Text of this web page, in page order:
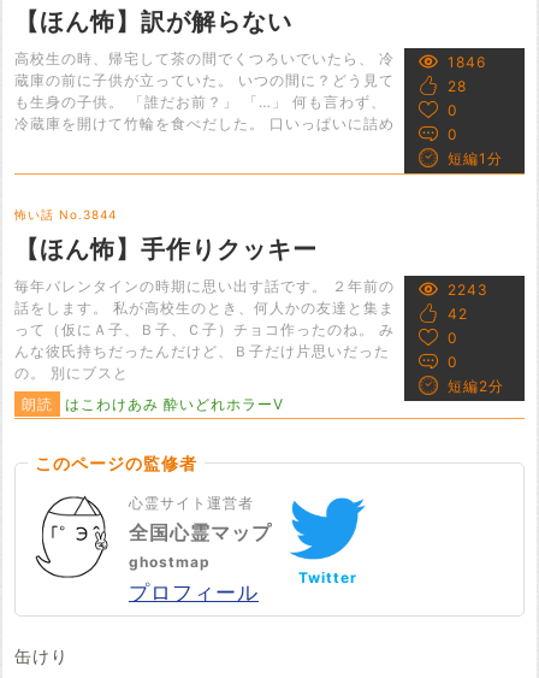
【ほん怖】訳が解らない
高校生の時、帰宅して茶の間でくつろいでいたら、 冷
蔵庫の前に子供が立っていた。 いつの間に？どう見て
も生身の子供。 「誰だお前？」 「…」 何も言わず、
冷蔵庫を開けて竹輪を食べだした。 口いっぱいに詰め
1846
28
0
0
短編1分
怖い話 No.3844
【ほん怖】手作りクッキー
毎年バレンタインの時期に思い出す話です。 ２年前の
話をします。 私が高校生のとき、何人かの友達と集ま
って（仮にＡ子、Ｂ子、Ｃ子）チョコ作ったのね。 み
んな彼氏持ちだったんだけど、Ｂ子だけ片思いだった
の。 別にブスと
朗読
はこわけあみ 酔いどれホラーV
2243
42
0
0
短編2分
このページの監修者
心霊サイト運営者
全国心霊マップ
ghostmap
プロフィール
Twitter
缶けり